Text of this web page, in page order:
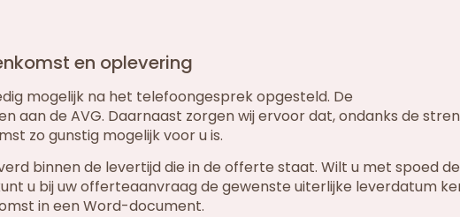
en oplevering
mogelijk na het telefoongesprek opgesteld. De
aan de AVG. Daarnaast zorgen wij ervoor dat, ondanks de
zo gunstig mogelijk voor u is.
binnen de levertijd die in de offerte staat. Wilt u met spoed de
u bij uw offerteaanvraag de gewenste uiterlijke leverdatum
in een Word-document.